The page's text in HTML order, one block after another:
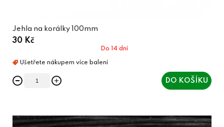
Jehla na korálky 100mm
30 Kč
Do 14 dní
DO KOŠÍKU